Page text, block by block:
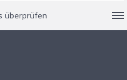
überprüfen